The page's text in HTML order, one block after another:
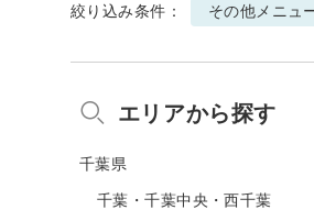
絞り込み条件： その他メニュ
エリアから探す
千葉県
千葉・千葉中央・西千葉